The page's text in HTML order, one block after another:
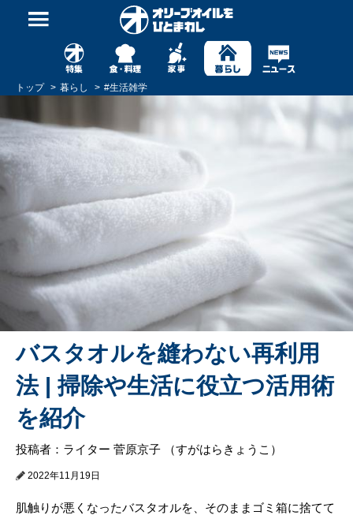
トップ 暮らし #生活雑学
バスタオルを縫わない再利用
法 | 掃除や生活に役立つ活用術
を紹介
投稿者：ライター 菅原京子 （すがはらきょうこ）
2022年11月19日
肌触りが悪くなったバスタオルを、そのままゴミ箱に捨てて